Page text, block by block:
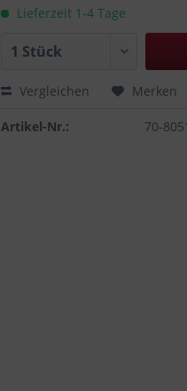
Lieferzeit 1-4 Tage
Vergleichen Merken
Artikel-Nr.: 70-